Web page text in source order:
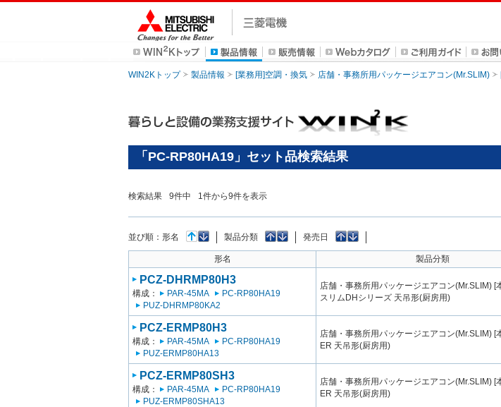
WIN2Kトップ 製品情報 [業務用]空調・換気 店舗・事務所用パッケージエアコン(Mr.SLIM)
「PC-RP80HA19」セット品検索結果
検索結果 9件中 1件から9件を表示
並び順： 形名 製品分類 発売日
形名 製品分類
PCZ-DHRMP80H3
構成： PAR-45MA
PC-RP80HA19
PUZ-DHRMP80KA2
店舗・事務所用パッケージエアコン(Mr.SLIM) [
スリムDHシリーズ 天吊形(厨房用)
PCZ-ERMP80H3
構成： PAR-45MA
PC-RP80HA19
PUZ-ERMP80HA13
店舗・事務所用パッケージエアコン(Mr.SLIM) [
ER 天吊形(厨房用)
PCZ-ERMP80SH3
構成： PAR-45MA
PC-RP80HA19
PUZ-ERMP80SHA13
店舗・事務所用パッケージエアコン(Mr.SLIM) [
ER 天吊形(厨房用)